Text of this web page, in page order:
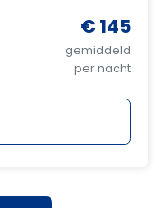
€ 145
gemiddeld
per nacht